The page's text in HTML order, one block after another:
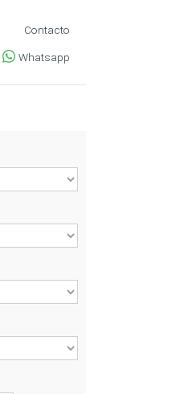
Contacto
Whatsapp